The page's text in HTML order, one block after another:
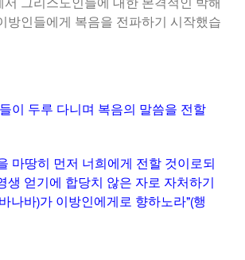
방인들에게 복음을 전파하기 시작했습
이 두루 다니며 복음의 말씀을 전할
마땅히 먼저 너희에게 전할 것이로되
생 얻기에 합당치 않은 자로 자처하기
나바)가 이방인에게로 향하노라”(행